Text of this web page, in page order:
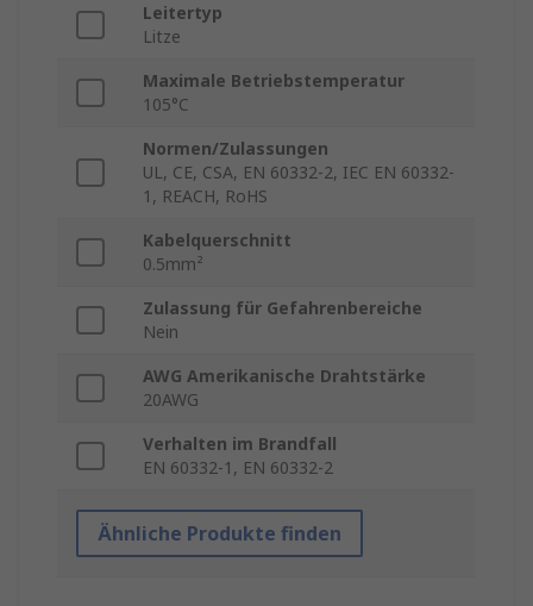
Leitertyp
Litze
Maximale Betriebstemperatur
105°C
Normen/Zulassungen
UL, CE, CSA, EN 60332-2, IEC EN 60332-
1, REACH, RoHS
Kabelquerschnitt
0.5mm²
Zulassung für Gefahrenbereiche
Nein
AWG Amerikanische Drahtstärke
20AWG
Verhalten im Brandfall
EN 60332-1, EN 60332-2
Ähnliche Produkte finden